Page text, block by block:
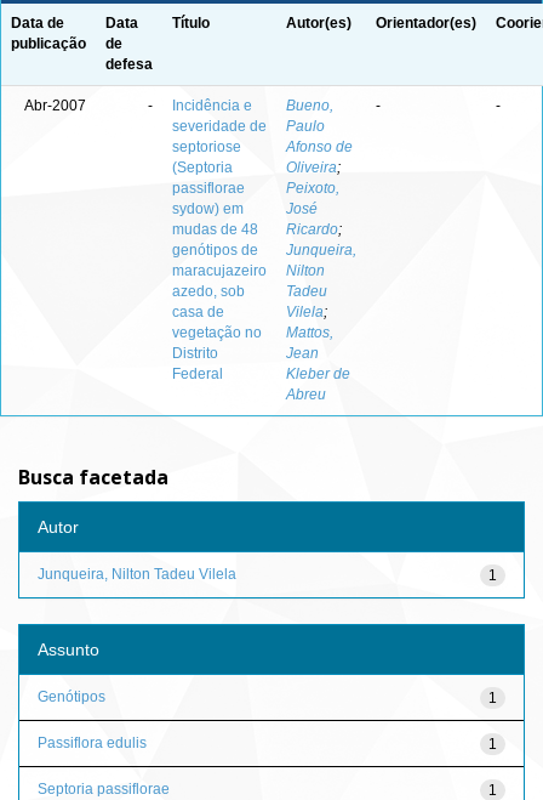
Data de
publicação
Data
de
defesa
Título Autor(es) Orientador(es)
Abr-2007 -
Incidência e
severidade de
septoriose
(Septoria
passiflorae
sydow) em
mudas de 48
genótipos de
maracujazeiro
azedo, sob
casa de
vegetação no
Distrito
Federal
Bueno,
Paulo
Afonso de
Oliveira;
Peixoto,
José
Ricardo;
Junqueira,
Nilton
Tadeu
Vilela;
Mattos,
Jean
Kleber de
Abreu
- -
Busca facetada
Autor
1
Junqueira, Nilton Tadeu Vilela
Assunto
1
Genótipos
1
Passiflora edulis
1
Septoria passiflorae